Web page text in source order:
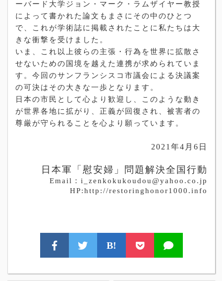
ーバード大学ジョン・マーク・ラムザイヤー教授
によって書かれた論文もまさにその中のひとつ
で、これが学術誌に掲載されたことに私たちは大
きな衝撃を受けました。
いま、これ以上彼らの主張・行為を世界に拡散さ
せないための国境を越えた連携が求められていま
す。今回のサンフランシスコ市議会による決議案
の可決はその大きな一歩となります。
日本の市民として心より歓迎し、このような動き
が世界各地に拡がり、正義が回復され、被害者の
尊厳が守られることを心より願っています。
2021 年4 月 6 日
日本軍「慰安婦」問題解決全国行動
Email ： i_zenkokukoudou@yahoo.co.jp
HP:http://restoringhonor1000.info
B!